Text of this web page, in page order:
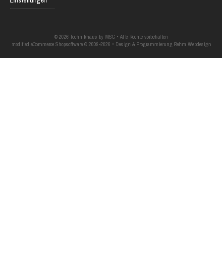
© 2026 Technikhaus by MSC • Alle Rechte vorbehalten
modified eCommerce Shopsoftware © 2009-2026 • Design & Programmierung Rehm Webdesign